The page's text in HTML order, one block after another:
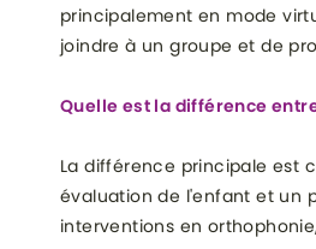
principalement en mode
joindre à un groupe et de
Quelle est la différence
La différence principale est
évaluation de l'enfant et un
interventions en